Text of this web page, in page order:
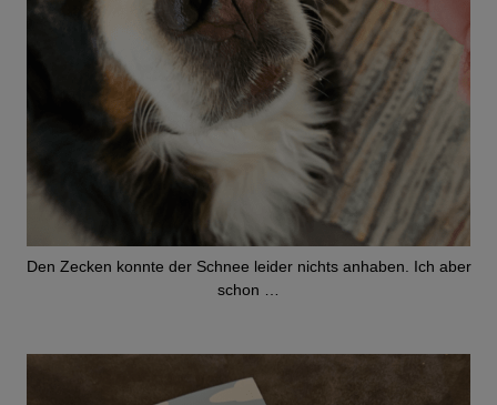
Den Zecken konnte der Schnee leider nichts anhaben. Ich aber
schon …